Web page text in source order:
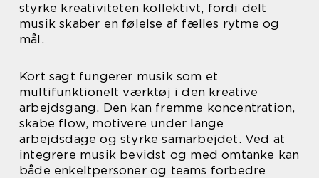
styrke kreativiteten kollektivt, fordi delt
musik skaber en følelse af fælles rytme og
mål.
Kort sagt fungerer musik som et
multifunktionelt værktøj i den kreative
arbejdsgang. Den kan fremme koncentration,
skabe flow, motivere under lange
arbejdsdage og styrke samarbejdet. Ved at
integrere musik bevidst og med omtanke kan
både enkeltpersoner og teams forbedre